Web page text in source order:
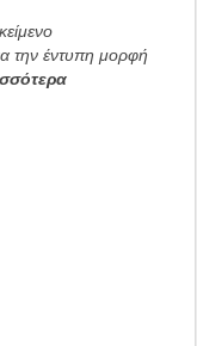
την έντυπη μορφή